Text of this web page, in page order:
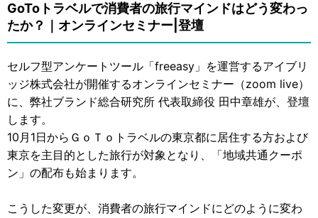
GoToトラベルで消費者の旅行マインドはどう変わっ
たか？｜オンラインセミナー|登壇
セルフ型アンケートツール「freeasy」を運営するアイブリ
ッジ株式会社が開催するオンラインセミナー（zoom live）
に、弊社ブランド総合研究所 代表取締役 田中章雄が、登壇
します。
10月1日からＧｏＴｏトラベルの東京都に居住する方および
東京を主目的とした旅行が対象となり、「地域共通クーポ
ン」の配布も始まります。
こうした変更が、消費者の旅行マインドにどのように変わ